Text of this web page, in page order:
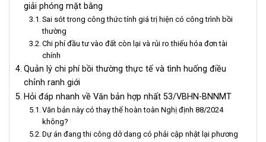
giải phóng mặt bằng
Sai sót trong công thức tính giá trị hiện có công trình bồi
thường
Chi phí đầu tư vào đất còn lại và rủi ro thiếu hóa đơn tài
chính
Quản lý chi phí bồi thường thực tế và tình huống điều
chỉnh ranh giới
Hỏi đáp nhanh về Văn bản hợp nhất 53/VBHN-BNNMT
Văn bản này có thay thế hoàn toàn Nghị định 88/2024
không?
Dự án đang thi công dở dang có phải cập nhật lại phương